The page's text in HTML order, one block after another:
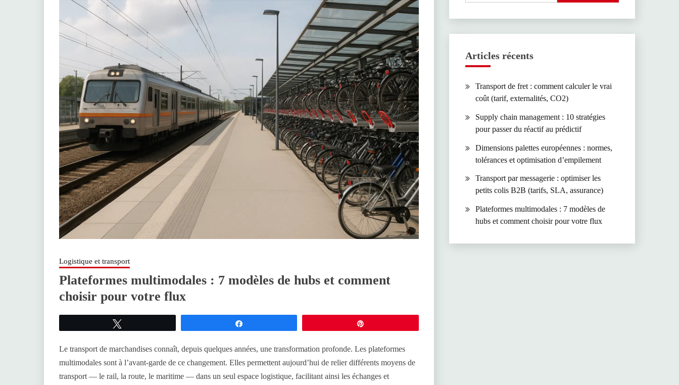
Logistique et transport
Plateformes multimodales : 7 modèles de hubs et comment
choisir pour votre flux
Le transport de marchandises connaît, depuis quelques années, une transformation profonde. Les plateformes
multimodales sont à l’avant-garde de ce changement. Elles permettent aujourd’hui de relier différents moyens de
transport — le rail, la route, le maritime — dans un seul espace logistique, facilitant ainsi les échanges et
Articles récents
Transport de fret : comment calculer le vrai
coût (tarif, externalités, CO2)
Supply chain management : 10 stratégies
pour passer du réactif au prédictif
Dimensions palettes européennes : normes,
tolérances et optimisation d’empilement
Transport par messagerie : optimiser les
petits colis B2B (tarifs, SLA, assurance)
Plateformes multimodales : 7 modèles de
hubs et comment choisir pour votre flux